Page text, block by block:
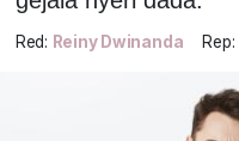
Red: Reiny Dwinanda Rep: